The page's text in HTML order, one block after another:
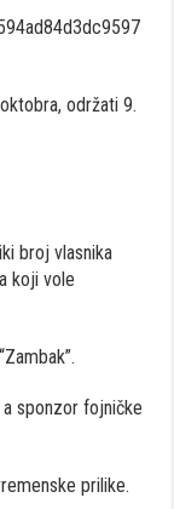
održati 9.
broj vlasnika
koji vole
sponzor fojničke
prilike.